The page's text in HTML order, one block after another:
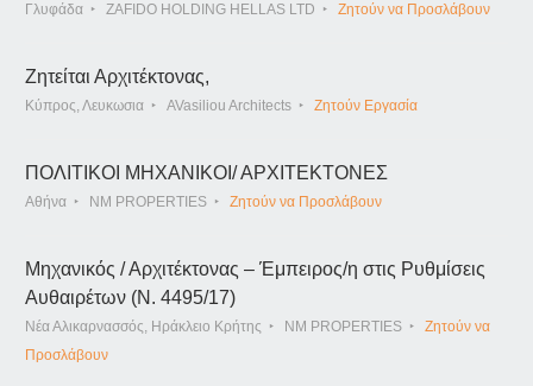
Γλυφάδα ZAFIDO HOLDING HELLAS LTD Ζητούν να Προσλάβουν
Ζητείται Αρχιτέκτονας,
Κύπρος, Λευκωσια AVasiliou Architects Ζητούν Εργασία
ΠΟΛΙΤΙΚΟΙ ΜΗΧΑΝΙΚΟΙ/ ΑΡΧΙΤΕΚΤΟΝΕΣ
Αθήνα NM PROPERTIES Ζητούν να Προσλάβουν
Μηχανικός / Αρχιτέκτονας – Έμπειρος/η στις Ρυθμίσεις
Αυθαιρέτων (Ν. 4495/17)
Νέα Αλικαρνασσός, Ηράκλειο Κρήτης NM PROPERTIES
Ζητούν να
Προσλάβουν